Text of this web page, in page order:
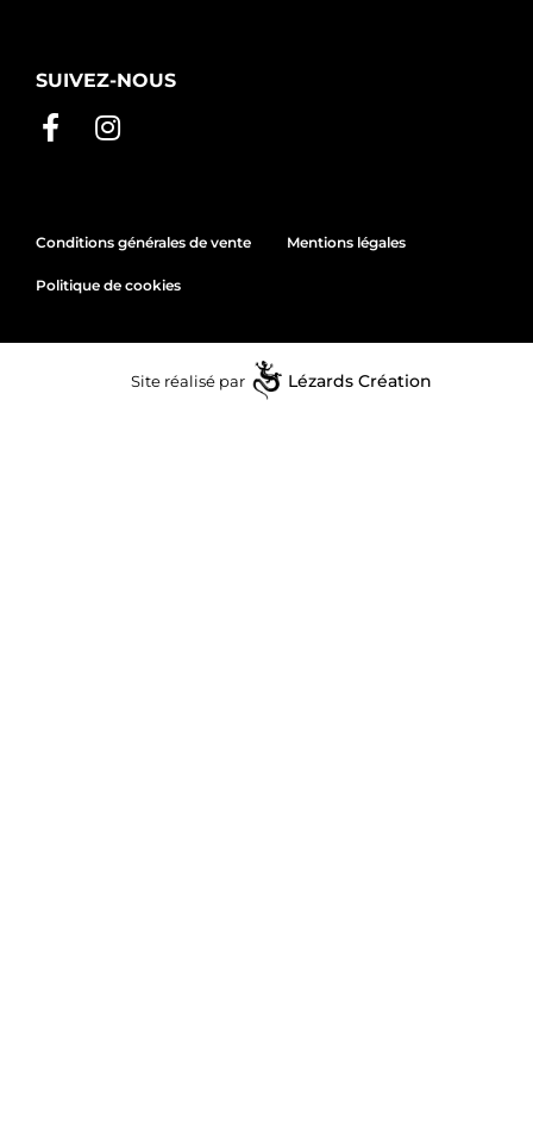
SUIVEZ-NOUS
Conditions générales de vente Mentions légales
Politique de cookies
Site réalisé par Lézards Création